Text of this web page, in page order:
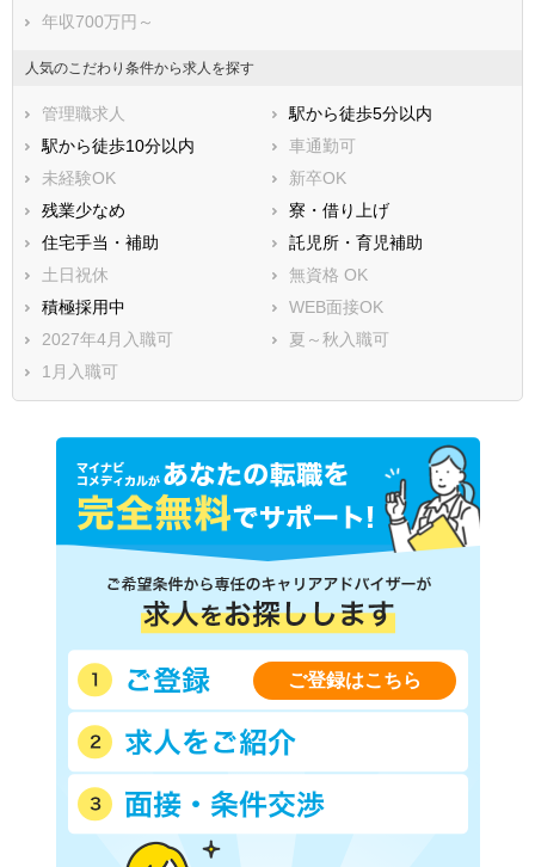
年収700万円～
人気のこだわり条件から求人を探す
管理職求人
駅から徒歩5分以内
駅から徒歩10分以内
車通勤可
未経験OK
新卒OK
残業少なめ
寮・借り上げ
住宅手当・補助
託児所・育児補助
土日祝休
無資格 OK
積極採用中
WEB面接OK
2027年4月入職可
夏～秋入職可
1月入職可
ご登録はこちら